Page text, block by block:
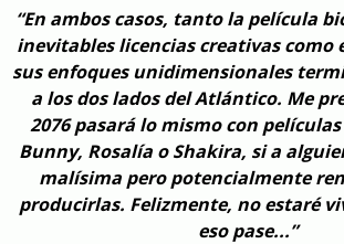
“En ambos casos, tanto la película
inevitables licencias creativas como
sus enfoques unidimensionales
a los dos lados del Atlántico. Me
2076 pasará lo mismo con películas
Bunny, Rosalía o Shakira, si a
malísima pero potencialmente
producirlas. Felizmente, no estaré
eso pase...”